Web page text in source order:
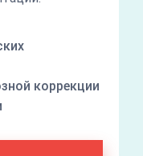
коррекции